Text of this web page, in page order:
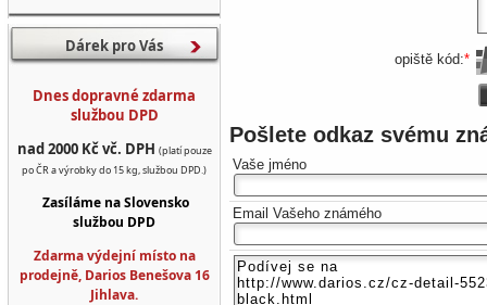
opiště kód:*
Pošlete odkaz svému
Vaše jméno
Email Vašeho známého
Dárek pro Vás
Dnes dopravné zdarma
službou DPD
nad 2000 Kč vč. DPH (platí pouze
po ČR a výrobky do 15 kg, službou DPD.)
Zasíláme na Slovensko
službou DPD
Zdarma výdejní místo na
prodejně, Darios Benešova 16
Jihlava.